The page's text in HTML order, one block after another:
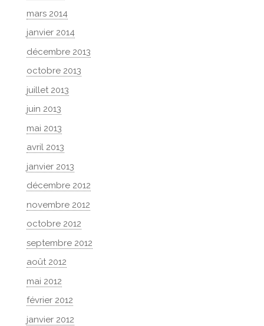
mars 2014
janvier 2014
décembre 2013
octobre 2013
juillet 2013
juin 2013
mai 2013
avril 2013
janvier 2013
décembre 2012
novembre 2012
octobre 2012
septembre 2012
août 2012
mai 2012
février 2012
janvier 2012